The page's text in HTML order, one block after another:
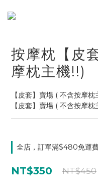
按摩枕【皮
摩枕主機!!)
【皮套】賣場 ( 不含按摩枕
【皮套】賣場 ( 不含按摩枕
全店，訂單滿$480免運
NT$350 NT$450